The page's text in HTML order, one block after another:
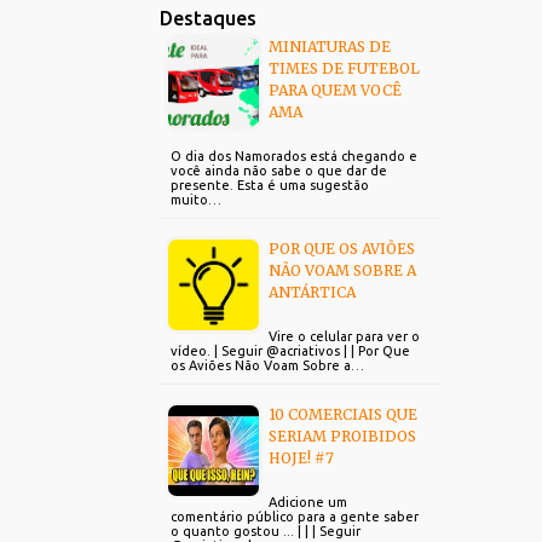
Destaques
MINIATURAS DE
TIMES DE FUTEBOL
PARA QUEM VOCÊ
AMA
O dia dos Namorados está chegando e
você ainda não sabe o que dar de
presente. Esta é uma sugestão
muito…
POR QUE OS AVIÕES
NÃO VOAM SOBRE A
ANTÁRTICA
Vire o celular para ver o
vídeo. | Seguir @acriativos | | Por Que
os Aviões Não Voam Sobre a…
10 COMERCIAIS QUE
SERIAM PROIBIDOS
HOJE! #7
Adicione um
comentário público para a gente saber
o quanto gostou ... | | | Seguir